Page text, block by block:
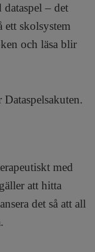
dataspel – det
ett skolsystem
och läsa blir
med
att hitta
det så att all